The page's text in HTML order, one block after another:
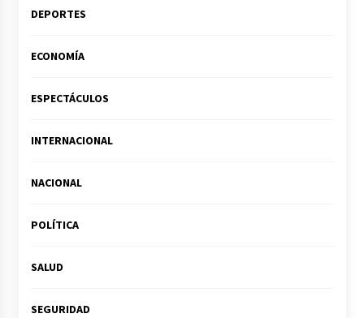
DEPORTES
ECONOMÍA
ESPECTÁCULOS
INTERNACIONAL
NACIONAL
POLÍTICA
SALUD
SEGURIDAD